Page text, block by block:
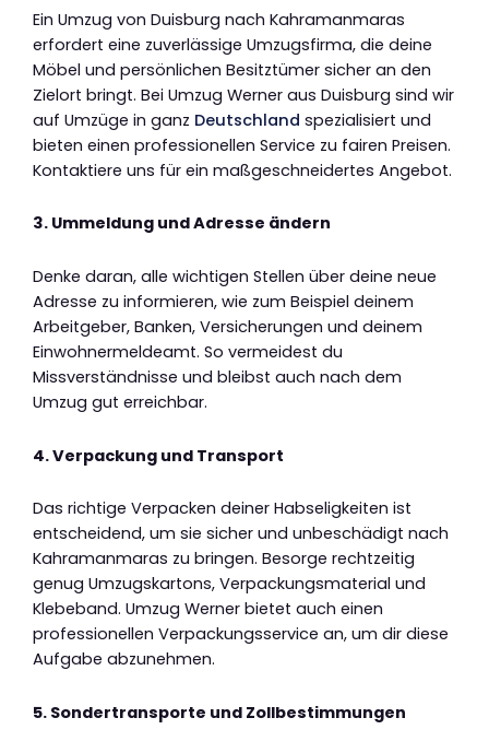
Ein Umzug von Duisburg nach Kahramanmaras
erfordert eine zuverlässige Umzugsfirma, die deine
Möbel und persönlichen Besitztümer sicher an den
Zielort bringt. Bei Umzug Werner aus Duisburg sind wir
auf Umzüge in ganz Deutschland spezialisiert und
bieten einen professionellen Service zu fairen Preisen.
Kontaktiere uns für ein maßgeschneidertes Angebot.
3. Ummeldung und Adresse ändern
Denke daran, alle wichtigen Stellen über deine neue
Adresse zu informieren, wie zum Beispiel deinem
Arbeitgeber, Banken, Versicherungen und deinem
Einwohnermeldeamt. So vermeidest du
Missverständnisse und bleibst auch nach dem
Umzug gut erreichbar.
4. Verpackung und Transport
Das richtige Verpacken deiner Habseligkeiten ist
entscheidend, um sie sicher und unbeschädigt nach
Kahramanmaras zu bringen. Besorge rechtzeitig
genug Umzugskartons, Verpackungsmaterial und
Klebeband. Umzug Werner bietet auch einen
professionellen Verpackungsservice an, um dir diese
Aufgabe abzunehmen.
5. Sondertransporte und Zollbestimmungen